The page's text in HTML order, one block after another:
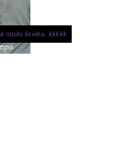
muito lisinha..kkkkk